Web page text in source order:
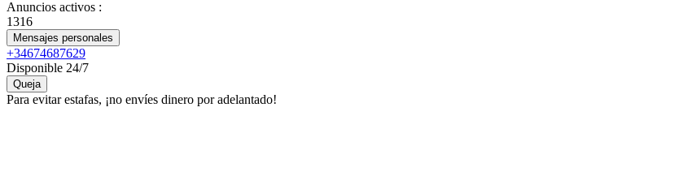
Anuncios activos :
1316
Mensajes personales
+34674687629
Disponible 24/7
Queja
Para evitar estafas, ¡no envíes dinero por adelantado!